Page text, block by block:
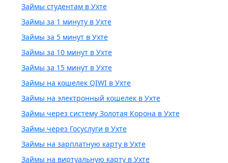
Займы студентам в Ухте
Займы за 1 минуту в Ухте
Займы за 5 минут в Ухте
Займы за 10 минут в Ухте
Займы за 15 минут в Ухте
Займы на кошелек QIWI в Ухте
Займы на электронный кошелек в Ухте
Займы через систему Золотая Корона в Ухте
Займы через Госуслуги в Ухте
Займы на зарплатную карту в Ухте
Займы на виртуальную карту в Ухте